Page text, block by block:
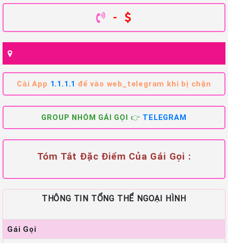
-
Cài App 1.1.1.1 để vào web_telegram khi bị chặn
GROUP NHÓM GÁI GỌI 👉 TELEGRAM
Tóm Tắt Đặc Điểm Của Gái Gọi :
THÔNG TIN TỔNG THỂ NGOẠI HÌNH
Gái Gọi